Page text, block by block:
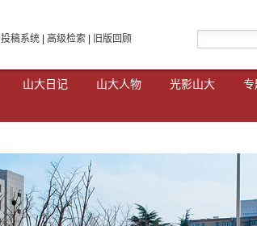
投稿系统 高级检索 旧版回顾
山大日记 山大人物 光影山大 专